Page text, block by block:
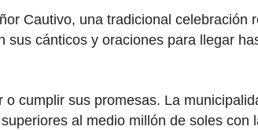
Cautivo, una tradicional celebración
cánticos y oraciones para llegar
cumplir sus promesas. La
al medio millón de soles